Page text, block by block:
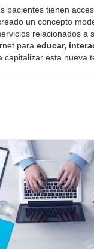
pacientes tienen
un concepto
relacionados a
para educar,
capitalizar esta nueva